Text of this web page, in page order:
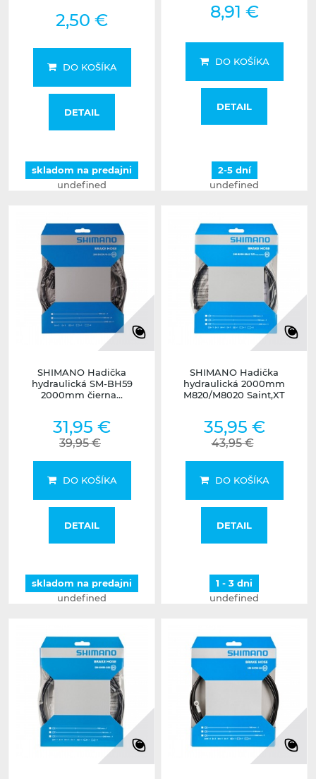
2,50 €
DO KOŠÍKA
DETAIL
skladom na predajni
undefined
8,91 €
DO KOŠÍKA
DETAIL
2-5 dní
undefined
SHIMANO Hadička
hydraulická SM-BH59
2000mm čierna...
31,95 €
39,95 €
DO KOŠÍKA
DETAIL
skladom na predajni
undefined
SHIMANO Hadička
hydraulická 2000mm
M820/M8020 Saint,XT
35,95 €
43,95 €
DO KOŠÍKA
DETAIL
1 - 3 dni
undefined